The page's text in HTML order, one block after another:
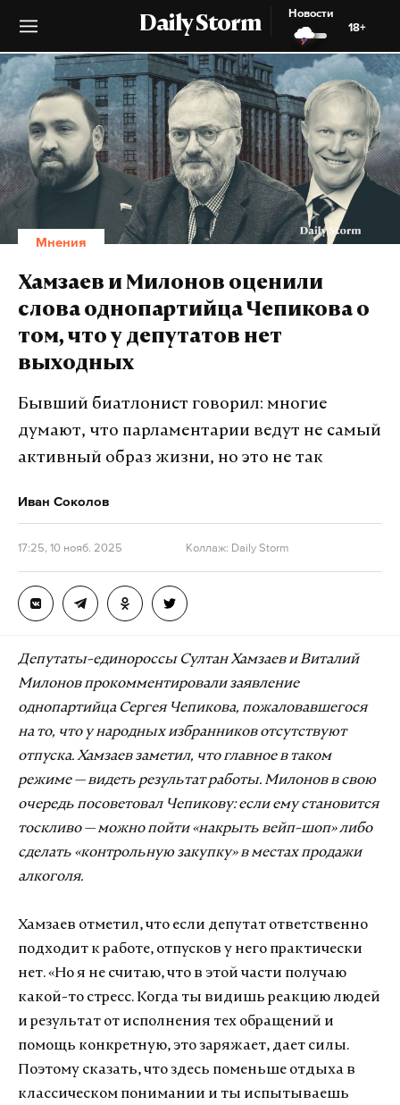
Daily Storm
Новости
18+
Мнения
Хамзаев и Милонов оценили
слова однопартийца Чепикова о
том, что у депутатов нет
выходных
Бывший биатлонист говорил: многие
думают, что парламентарии ведут не самый
активный образ жизни, но это не так
Иван Соколов
17:25, 10 нояб. 2025 Коллаж: Daily Storm
Депутаты-единороссы Султан Хамзаев и Виталий
Милонов прокомментировали заявление
однопартийца Сергея Чепикова, пожаловавшегося
на то, что у народных избранников отсутствуют
отпуска. Хамзаев заметил, что главное в таком
режиме — видеть результат работы. Милонов в свою
очередь посоветовал Чепикову: если ему становится
тоскливо — можно пойти «накрыть вейп-шоп» либо
сделать «контрольную закупку» в местах продажи
алкоголя.
Хамзаев отметил, что если депутат ответственно
подходит к работе, отпусков у него практически
нет. «Но я не считаю, что в этой части получаю
какой-то стресс. Когда ты видишь реакцию людей
и результат от исполнения тех обращений и
помощь конкретную, это заряжает, дает силы.
Поэтому сказать, что здесь поменьше отдыха в
классическом понимании и ты испытываешь